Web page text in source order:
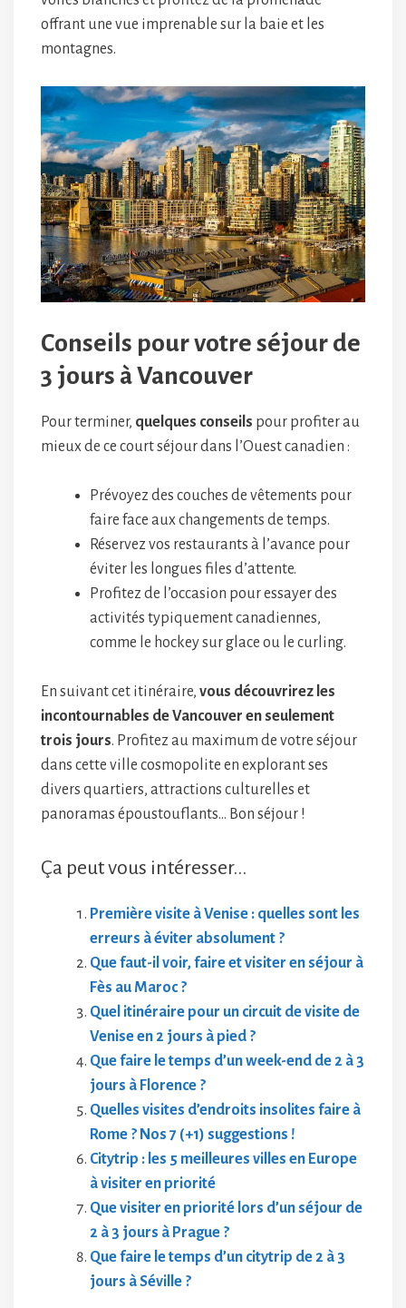
offrant une vue imprenable sur la baie et les
montagnes.
Conseils pour votre séjour de
3 jours à Vancouver
Pour terminer, quelques conseils pour profiter au
mieux de ce court séjour dans l’Ouest canadien :
Prévoyez des couches de vêtements pour
faire face aux changements de temps.
Réservez vos restaurants à l’avance pour
éviter les longues files d’attente.
Profitez de l’occasion pour essayer des
activités typiquement canadiennes,
comme le hockey sur glace ou le curling.
En suivant cet itinéraire, vous découvrirez les
incontournables de Vancouver en seulement
trois jours. Profitez au maximum de votre séjour
dans cette ville cosmopolite en explorant ses
divers quartiers, attractions culturelles et
panoramas époustouflants… Bon séjour !
Ça peut vous intéresser...
Première visite à Venise : quelles sont les
erreurs à éviter absolument ?
Que faut-il voir, faire et visiter en séjour à
Fès au Maroc ?
Quel itinéraire pour un circuit de visite de
Venise en 2 jours à pied ?
Que faire le temps d’un week-end de 2 à 3
jours à Florence ?
Quelles visites d’endroits insolites faire à
Rome ? Nos 7 (+1) suggestions !
Citytrip : les 5 meilleures villes en Europe
à visiter en priorité
Que visiter en priorité lors d’un séjour de
2 à 3 jours à Prague ?
Que faire le temps d’un citytrip de 2 à 3
jours à Séville ?